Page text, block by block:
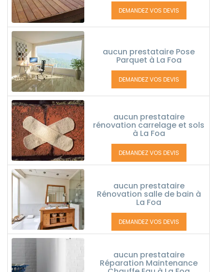
DEMANDEZ VOS DEVIS
aucun prestataire Pose
Parquet à La Foa
DEMANDEZ VOS DEVIS
aucun prestataire
rénovation carrelage et sols
à La Foa
DEMANDEZ VOS DEVIS
aucun prestataire
Rénovation salle de bain à
La Foa
DEMANDEZ VOS DEVIS
aucun prestataire
Réparation Maintenance